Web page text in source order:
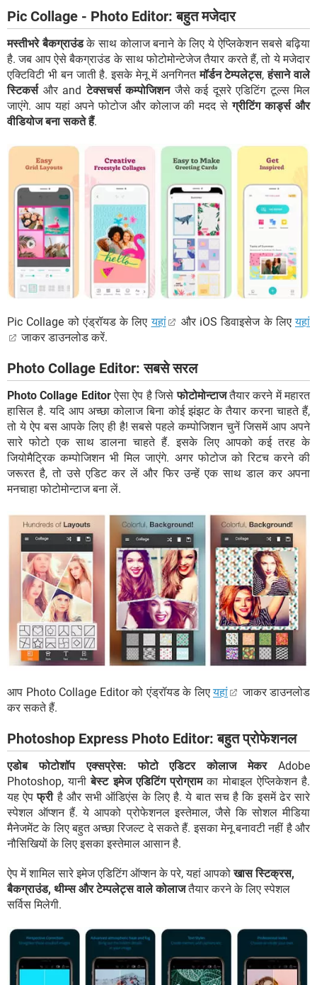
Pic Collage - Photo Editor: बहुत मजेदार
मस्तीभरे बैकग्राउंडके साथ कोलाज बनाने के लिए ये ऐप्लिकेशन सबसे बढ़िया
है. जब आप ऐसे बैकग्राउंड के साथ फोटोमोन्टेजेज तैयार करते हैं, तो ये मजेदार
एक्टिविटी भी बन जाती है. इसके मेनू में अनगिनतमॉर्डन टेम्पलेट्स,हंसाने वाले
स्टिकर्सऔर andटेक्सचर्स कम्पोजिशनजैसे कई दूसरे एडिटिंग टूल्स मिल
जाएंगे. आप यहां अपने फोटोज और कोलाज की मदद सेग्रीटिंग कार्ड्स और
वीडियोज बना सकते हैं.
Pic Collage को एंड्रॉयड के लिएयहां और iOS डिवाइसेज के लिएयहां
जाकर डाउनलोड करें.
Photo Collage Editor: सबसे सरल
Photo Collage Editorऐसा ऐप है जिसेफोटोमोन्टाजतैयार करने में महारत
हासिल है. यदि आप अच्छा कोलाज बिना कोई झंझट के तैयार करना चाहते हैं,
तो ये ऐप बस आपके लिए ही है! सबसे पहले कम्पोजिशन चुनें जिसमें आप अपने
सारे फोटो एक साथ डालना चाहते हैं. इसके लिए आपको कई तरह के
जियोमैट्रिक कम्पोजिशन भी मिल जाएंगे. अगर फोटोज को रिटच करने की
जरूरत है, तो उसे एडिट कर लें और फिर उन्हें एक साथ डाल कर अपना
मनचाहा फोटोमोन्टाज बना लें.
आप Photo Collage Editor को एंड्रॉयड के लिएयहां
जाकर डाउनलोड
कर सकते हैं.
Photoshop Express Photo Editor: बहुत प्रोफेशनल
एडोब फोटोशॉप एक्सप्रेस: फोटो एडिटर कोलाज मेकरAdobe
Photoshop, यानीबेस्ट इमेज एडिटिंग प्रोग्रामका मोबाइल ऐप्लिकेशन है.
यह ऐपफ्रीहै और सभी ऑडिएंस के लिए है. ये बात सच है कि इसमें ढेर सारे
स्पेशल ऑप्शन हैं. ये आपको प्रोफेशनल इस्तेमाल, जैसे कि सोशल मीडिया
मैनेजमेंट के लिए बहुत अच्छा रिजल्ट दे सकते हैं. इसका मेनू बनावटी नहीं है और
नौसिखियों के लिए इसका इस्तेमाल आसान है.
ऐप में शामिल सारे इमेज एडिटिंग ऑप्शन के परे, यहां आपकोखास स्टिक्रस,
बैकग्राउंड, थीम्स और टेम्पलेट्स वाले कोलाजतैयार करने के लिए स्पेशल
सर्विस मिलेगी.